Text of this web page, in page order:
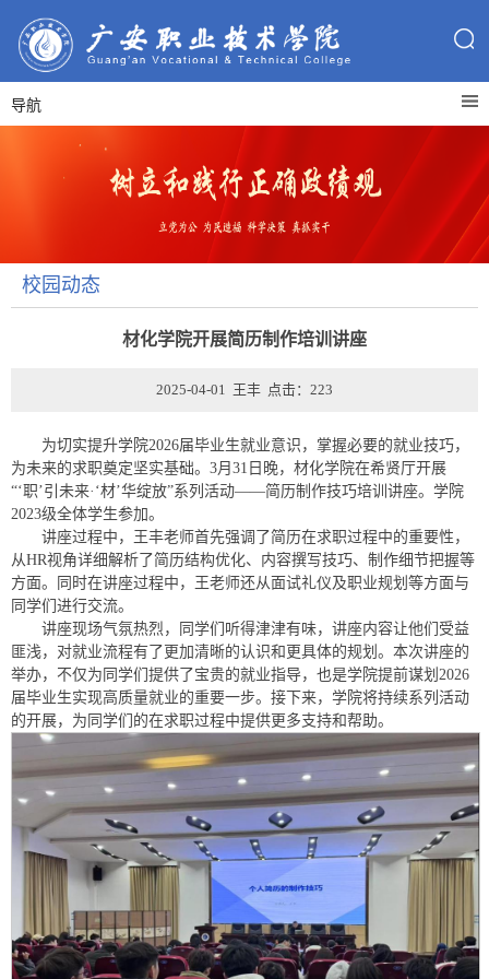
导航
校园动态
材化学院开展简历制作培训讲座
2025-04-01 王丰 点击： 223
为切实提升学院2026届毕业生就业意识，掌握必要的就业技巧，
为未来的求职奠定坚实基础。3月31日晚，材化学院在希贤厅开展
“‘职’引未来·‘材’华绽放”系列活动——简历制作技巧培训讲座。学院
2023级全体学生参加。
讲座过程中，王丰老师首先强调了简历在求职过程中的重要性，
从HR视角详细解析了简历结构优化、内容撰写技巧、制作细节把握等
方面。同时在讲座过程中，王老师还从面试礼仪及职业规划等方面与
同学们进行交流。
讲座现场气氛热烈，同学们听得津津有味，讲座内容让他们受益
匪浅，对就业流程有了更加清晰的认识和更具体的规划。本次讲座的
举办，不仅为同学们提供了宝贵的就业指导，也是学院提前谋划2026
届毕业生实现高质量就业的重要一步。接下来，学院将持续系列活动
的开展，为同学们的在求职过程中提供更多支持和帮助。